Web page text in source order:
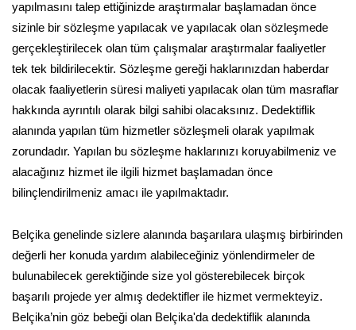
yapılmasını talep ettiğinizde araştırmalar başlamadan önce
sizinle bir sözleşme yapılacak ve yapılacak olan sözleşmede
gerçekleştirilecek olan tüm çalışmalar araştırmalar faaliyetler
tek tek bildirilecektir. Sözleşme gereği haklarınızdan haberdar
olacak faaliyetlerin süresi maliyeti yapılacak olan tüm masraflar
hakkında ayrıntılı olarak bilgi sahibi olacaksınız. Dedektiflik
alanında yapılan tüm hizmetler sözleşmeli olarak yapılmak
zorundadır. Yapılan bu sözleşme haklarınızı koruyabilmeniz ve
alacağınız hizmet ile ilgili hizmet başlamadan önce
bilinçlendirilmeniz amacı ile yapılmaktadır.
Belçika genelinde sizlere alanında başarılara ulaşmış birbirinden
değerli her konuda yardım alabileceğiniz yönlendirmeler de
bulunabilecek gerektiğinde size yol gösterebilecek birçok
başarılı projede yer almış dedektifler ile hizmet vermekteyiz.
Belçika’nin göz bebeği olan Belçika'da dedektiflik alanında